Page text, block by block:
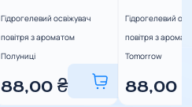
Гідрогелевий освіжувач
повітря з ароматом
Полуниці
88,00₴
Гідрогелевий
повітря з
Tomorrow
88,00